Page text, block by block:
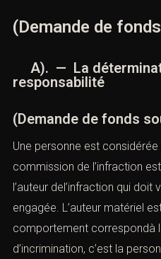
(Demande de
A). — La
responsabilité
(Demande de fonds
Une personne est
commission de l’infraction
l’auteur del’infraction qui
engagée. L’auteur matériel
comportement correspondà
d’incrimination, c’est la